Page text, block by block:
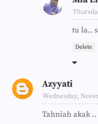
tu la..
Delete
Azyyati
Wednesday,
Tahniah akak ..